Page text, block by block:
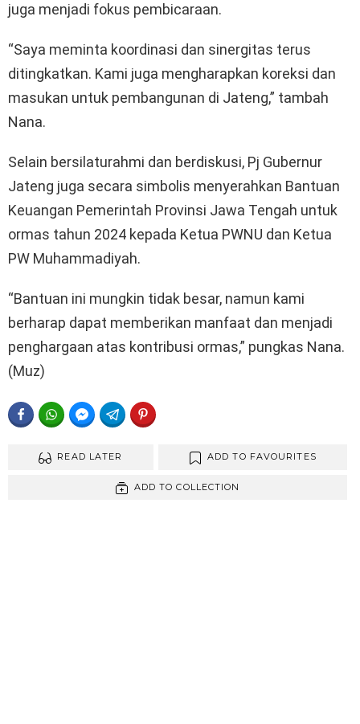
juga menjadi fokus pembicaraan.
“Saya meminta koordinasi dan sinergitas terus
ditingkatkan. Kami juga mengharapkan koreksi dan
masukan untuk pembangunan di Jateng,” tambah
Nana.
Selain bersilaturahmi dan berdiskusi, Pj Gubernur
Jateng juga secara simbolis menyerahkan Bantuan
Keuangan Pemerintah Provinsi Jawa Tengah untuk
ormas tahun 2024 kepada Ketua PWNU dan Ketua
PW Muhammadiyah.
“Bantuan ini mungkin tidak besar, namun kami
berharap dapat memberikan manfaat dan menjadi
penghargaan atas kontribusi ormas,” pungkas Nana.
(Muz)
FACEBOOKWHATSAPPFACEBOOK MESSENGER
TELEGRAM
READ LATER ADD TO FAVOURITES
ADD TO COLLECTION